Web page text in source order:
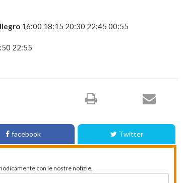
16:00 18:15 20:30 22:45 00:55
22:55
facebook Twitter
con le nostre notizie.